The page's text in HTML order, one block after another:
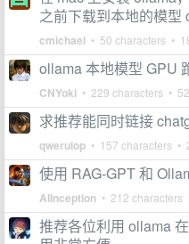
之前下载到本地的模型
cmichael • 50 characters •
ollama 本地模型 GPU
CNYoki • 229 characters •
求推荐能同时链接
qweruiop • 157 characters •
使用 RAG-GPT 和
AIInception • 212 characters
推荐各位利用 ollama